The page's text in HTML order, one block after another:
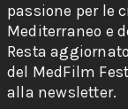
passione per le
Mediterraneo e
Resta
del MedFilm
alla newsletter.